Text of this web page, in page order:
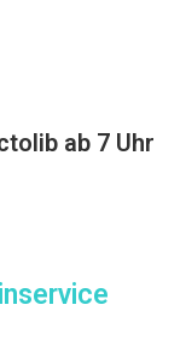
ab 7 Uhr